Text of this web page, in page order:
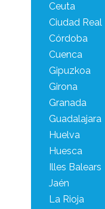
Ceuta
Ciudad Real
Córdoba
Cuenca
Gipuzkoa
Girona
Granada
Guadalajara
Huelva
Huesca
Illes Balears
Jaén
La Rioja